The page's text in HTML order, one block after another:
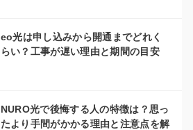
eo光は申し込みから開通までどれく
らい？工事が遅い理由と期間の目安
NURO光で後悔する人の特徴は？思っ
たより手間がかかる理由と注意点を解